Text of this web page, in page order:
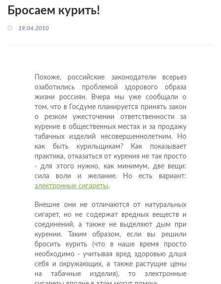
Бросаем курить!
19.04.2010
Похоже, российские законодатели всерьез
озаботились проблемой здорового образа
жизни россиян. Вчера мы уже сообщали о
том, что в Госдуме планируется принять закон
о резком ужесточении ответственности за
курение в общественных местах и за продажу
табачных изделий несовершеннолетним. Но
как быть курильщикам? Как показывает
практика, отказаться от курения не так просто
- для этого нужно, как минимум, две вещи:
сила воли и желание. Но есть вариант:
электронные сигареты.
Внешне они не отличаются от натуральных
сигарет, но не содержат вредных веществ и
соединений, а также не выделяют дым при
курении. Таким образом, если вы решили
бросить курить (что в наше время просто
необходимо - учитывая вред здоровью длшя
себя и окружающих, а также растущие цены
на табачные изделия), то электронные